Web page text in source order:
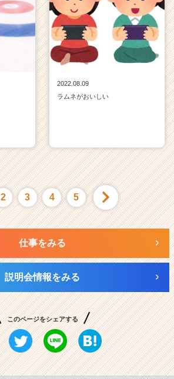
2022.08.09
ラムネがおいしい
2 3 4 5
仕事をみる
説明会情報をみる
このページをシェアする